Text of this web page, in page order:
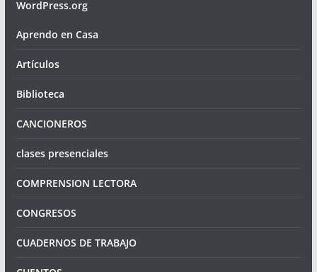
WordPress.org
Aprendo en Casa
Artículos
Biblioteca
CANCIONEROS
clases presenciales
COMPRENSION LECTORA
CONGRESOS
CUADERNOS DE TRABAJO